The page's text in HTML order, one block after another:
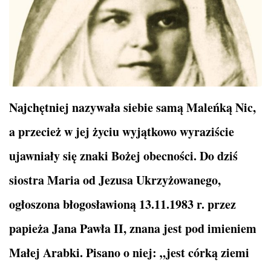
Najchętniej nazywała siebie samą Maleńką Nic,
a przecież w jej życiu wyjątkowo wyraziście
ujawniały się znaki Bożej obecności. Do dziś
siostra Maria od Jezusa Ukrzyżowanego,
ogłoszona błogosławioną 13.11.1983 r. przez
papieża Jana Pawła II, znana jest pod imieniem
Małej Arabki. Pisano o niej: „jest córką ziemi